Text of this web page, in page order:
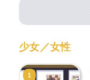
少女／女性
1